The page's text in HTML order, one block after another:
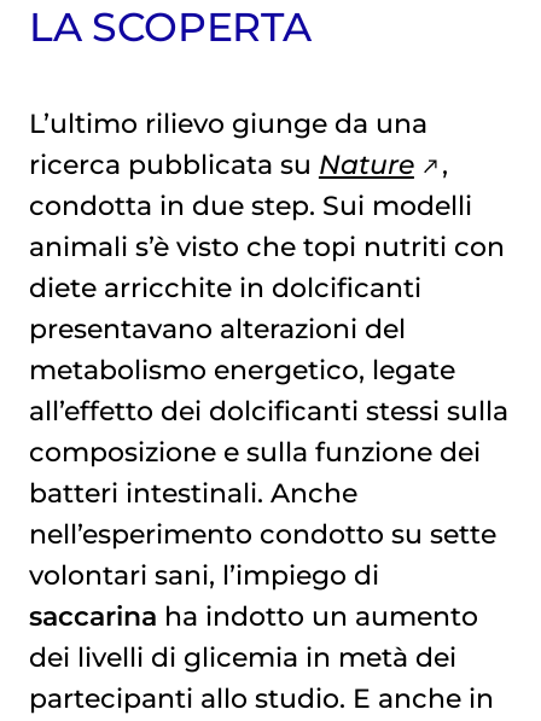
LA SCOPERTA
L’ultimo rilievo giunge da una
ricerca pubblicata su Nature
,
condotta in due step. Sui modelli
animali s’è visto che topi nutriti con
diete arricchite in dolcificanti
presentavano alterazioni del
metabolismo energetico, legate
all’effetto dei dolcificanti stessi sulla
composizione e sulla funzione dei
batteri intestinali. Anche
nell’esperimento condotto su sette
volontari sani, l’impiego di
saccarina ha indotto un aumento
dei livelli di glicemia in metà dei
partecipanti allo studio. E anche in